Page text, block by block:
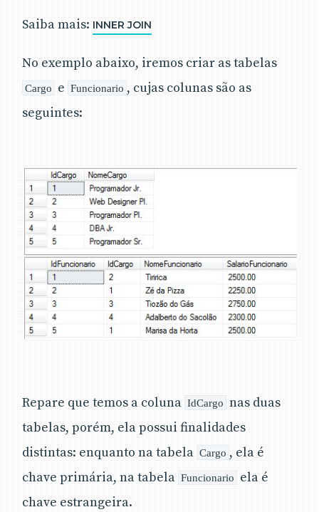
Saiba mais: INNER JOIN
No exemplo abaixo, iremos criar as tabelas
Cargo e Funcionario , cujas colunas são as
seguintes:
Repare que temos a coluna IdCargo nas duas
tabelas, porém, ela possui finalidades
distintas: enquanto na tabela Cargo , ela é
chave primária, na tabela Funcionario ela é
chave estrangeira.